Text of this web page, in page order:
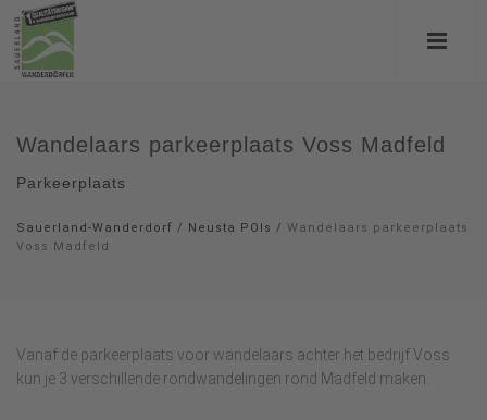
Wandelaars parkeerplaats Voss Madfeld
Parkeerplaats
Sauerland-Wanderdorf / Neusta POIs / Wandelaars parkeerplaats
Voss Madfeld
Vanaf de parkeerplaats voor wandelaars achter het bedrijf Voss
kun je 3 verschillende rondwandelingen rond Madfeld maken.